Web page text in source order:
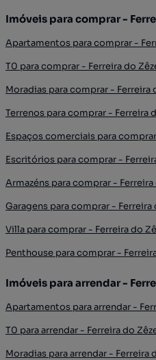
Imóveis para comprar -
Apartamentos para comprar -
T0 para comprar - Ferreira do
Moradias para comprar - Ferreira
Terrenos para comprar - Ferreira
Espaços comerciais para
Escritórios para comprar -
Armazéns para comprar - Ferreira
Garagens para comprar - Ferreira
Villa para comprar - Ferreira do
Penthouse para comprar -
Imóveis para arrendar -
Apartamentos para arrendar -
T0 para arrendar - Ferreira do
Moradias para arrendar - Ferreira